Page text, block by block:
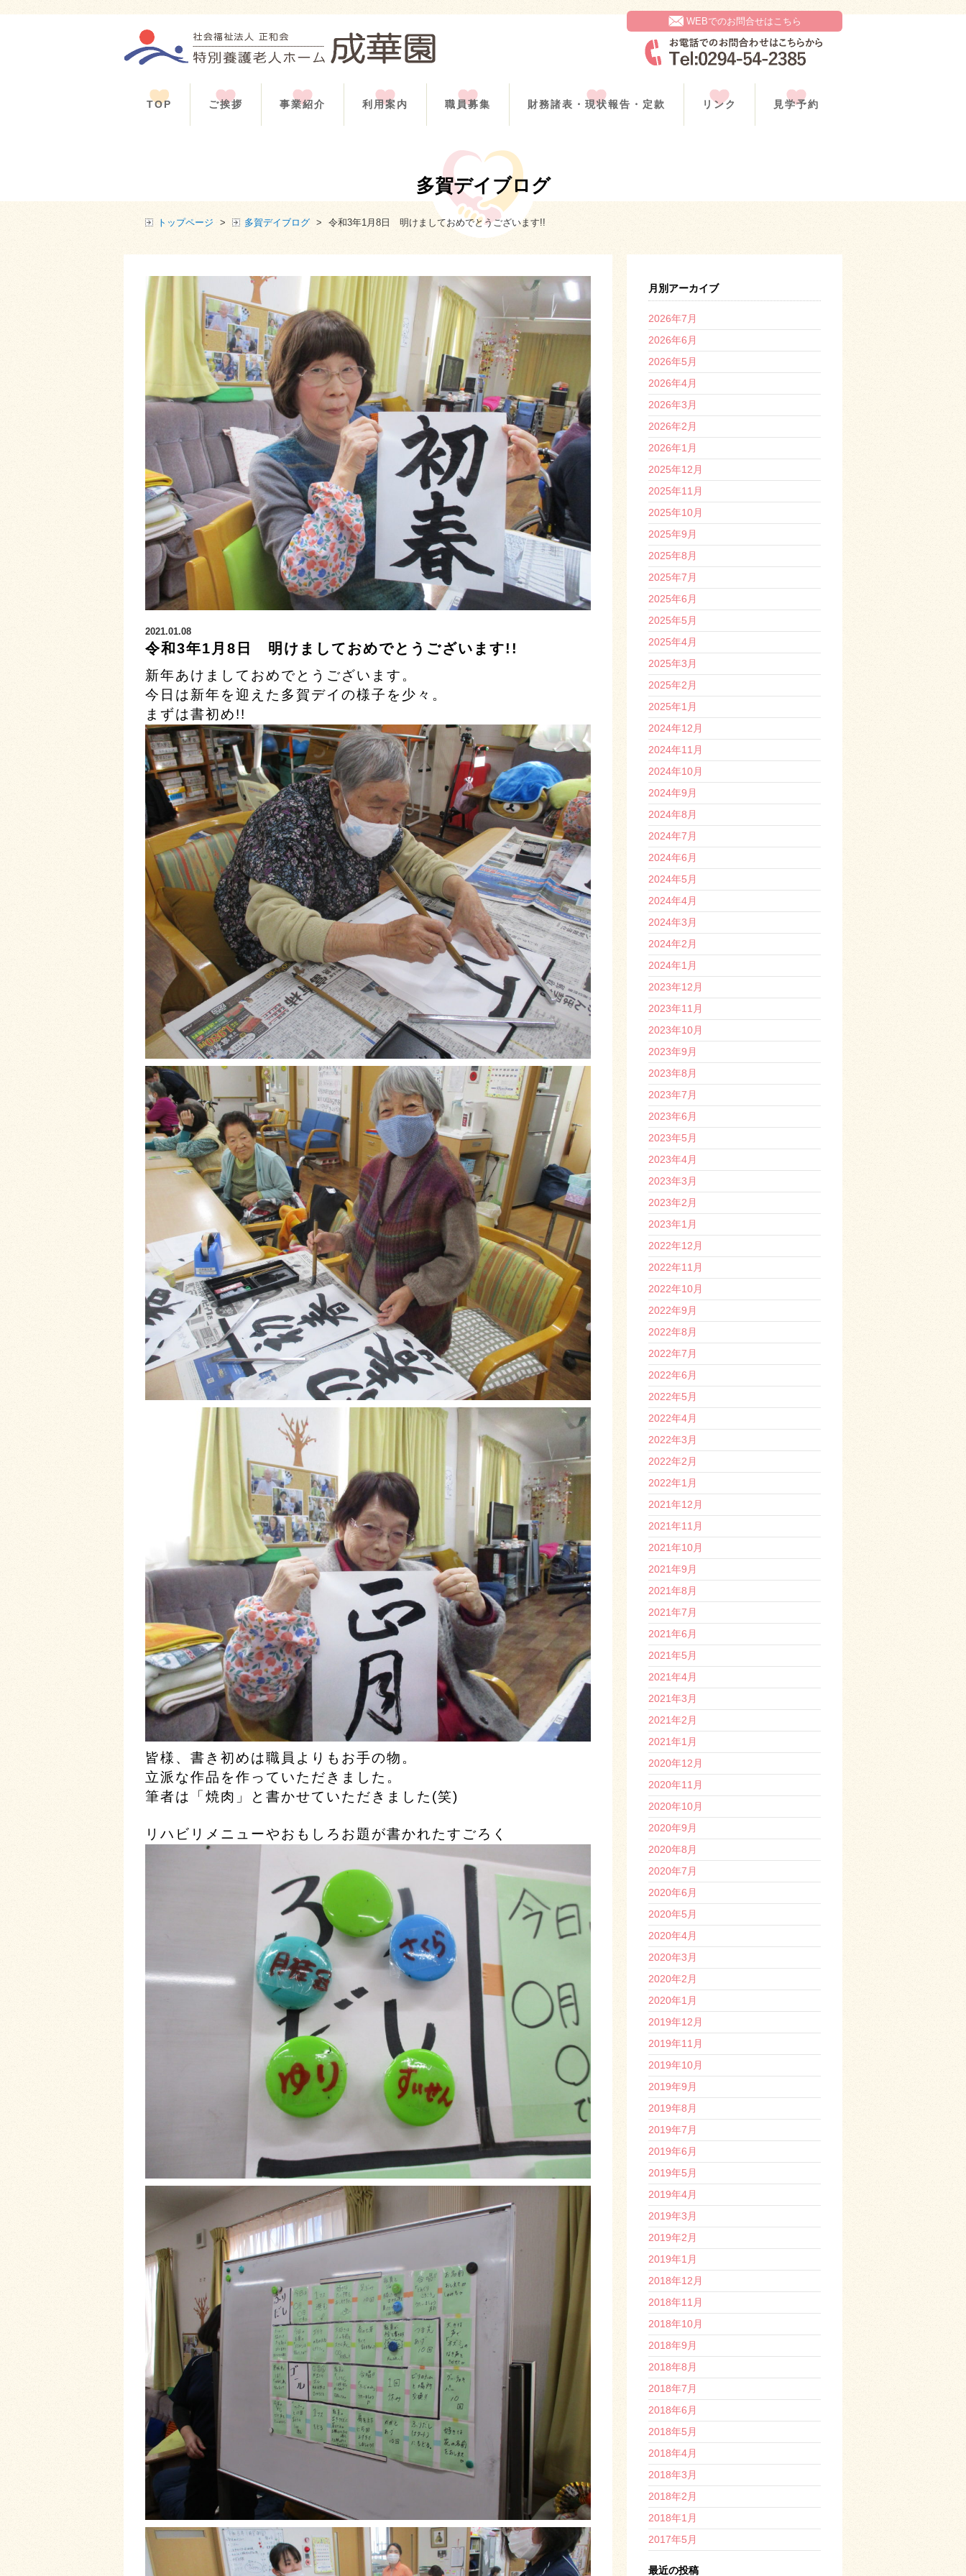
WEBでのお問合せはこちら
TOP ご挨拶 事業紹介 利用案内 職員募集 財務諸表・現状報告・定款 リンク 見学予約
多賀デイブログ
トップページ > 多賀デイブログ > 令和3年1月8日 明けましておめでとうございます!!
2021.01.08
令和3年1月8日 明けましておめでとうございます!!
新年あけましておめでとうございます。
今日は新年を迎えた多賀デイの様子を少々。
まずは書初め!!
皆様、書き初めは職員よりもお手の物。
立派な作品を作っていただきました。
筆者は「焼肉」と書かせていただきました(笑)
リハビリメニューやおもしろお題が書かれたすごろく
月別アーカイブ
2026年7月
2026年6月
2026年5月
2026年4月
2026年3月
2026年2月
2026年1月
2025年12月
2025年11月
2025年10月
2025年9月
2025年8月
2025年7月
2025年6月
2025年5月
2025年4月
2025年3月
2025年2月
2025年1月
2024年12月
2024年11月
2024年10月
2024年9月
2024年8月
2024年7月
2024年6月
2024年5月
2024年4月
2024年3月
2024年2月
2024年1月
2023年12月
2023年11月
2023年10月
2023年9月
2023年8月
2023年7月
2023年6月
2023年5月
2023年4月
2023年3月
2023年2月
2023年1月
2022年12月
2022年11月
2022年10月
2022年9月
2022年8月
2022年7月
2022年6月
2022年5月
2022年4月
2022年3月
2022年2月
2022年1月
2021年12月
2021年11月
2021年10月
2021年9月
2021年8月
2021年7月
2021年6月
2021年5月
2021年4月
2021年3月
2021年2月
2021年1月
2020年12月
2020年11月
2020年10月
2020年9月
2020年8月
2020年7月
2020年6月
2020年5月
2020年4月
2020年3月
2020年2月
2020年1月
2019年12月
2019年11月
2019年10月
2019年9月
2019年8月
2019年7月
2019年6月
2019年5月
2019年4月
2019年3月
2019年2月
2019年1月
2018年12月
2018年11月
2018年10月
2018年9月
2018年8月
2018年7月
2018年6月
2018年5月
2018年4月
2018年3月
2018年2月
2018年1月
2017年5月
最近の投稿